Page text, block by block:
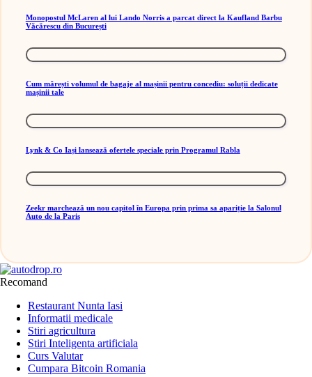
Monopostul McLaren al lui Lando Norris a parcat direct la Kaufland Barbu
Văcărescu din București
Cum mărești volumul de bagaje al mașinii pentru concediu: soluții dedicate
mașinii tale
Lynk & Co Iași lansează ofertele speciale prin Programul Rabla
Zeekr marchează un nou capitol în Europa prin prima sa apariție la Salonul
Auto de la Paris
Recomand
Restaurant Nunta Iasi
Informatii medicale
Stiri agricultura
Stiri Inteligenta artificiala
Curs Valutar
Cumpara Bitcoin Romania